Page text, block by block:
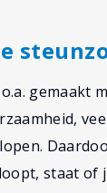
gemaakt
staat of